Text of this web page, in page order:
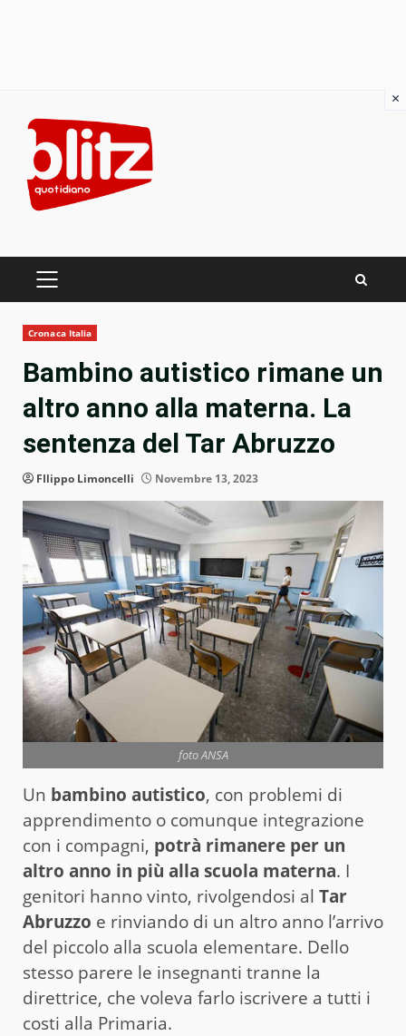
content
PRIMARY
Cronaca Italia
Bambino autistico rimane un
altro anno alla materna. La
sentenza del Tar Abruzzo
FIlippo Limoncelli Novembre 13, 2023
foto ANSA
Un bambino autistico, con problemi di
apprendimento o comunque integrazione
con i compagni, potrà rimanere per un
altro anno in più alla scuola materna. I
genitori hanno vinto, rivolgendosi al Tar
Abruzzo e rinviando di un altro anno l’arrivo
del piccolo alla scuola elementare. Dello
stesso parere le insegnanti tranne la
direttrice, che voleva farlo iscrivere a tutti i
costi alla Primaria.
×